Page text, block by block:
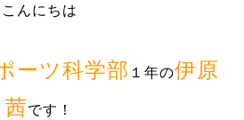
こんにちは
ーツ科学部 １年の伊原
茜です！